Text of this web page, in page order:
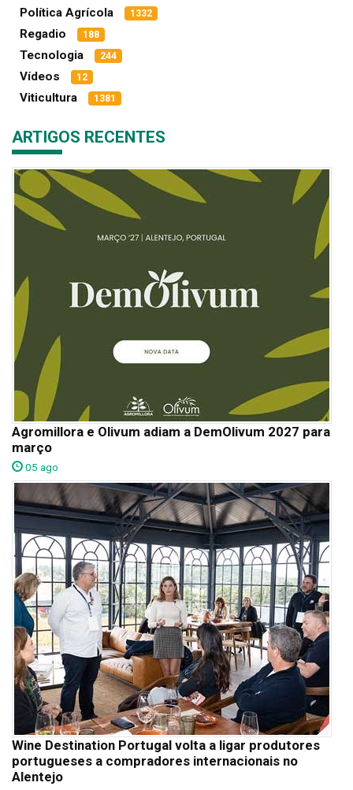
Política Agrícola 1332
Regadio 188
Tecnologia 244
Vídeos 12
Viticultura 1381
ARTIGOS RECENTES
Agromillora e Olivum adiam a DemOlivum 2027 para
março
05 ago
Wine Destination Portugal volta a ligar produtores
portugueses a compradores internacionais no
Alentejo